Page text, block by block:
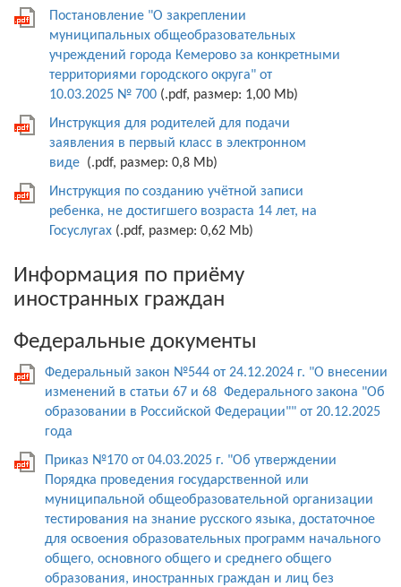
Постановление "О закреплении
муниципальных общеобразовательных
учреждений города Кемерово за конкретными
территориями городского округа" от
10.03.2025 № 700 (.pdf, размер: 1,00 Mb)
Инструкция для родителей для подачи
заявления в первый класс в электронном
виде (.pdf, размер: 0,8 Mb)
Инструкция по созданию учётной записи
ребенка, не достигшего возраста 14 лет, на
Госуслугах (.pdf, размер: 0,62 Mb)
Информация по приёму
иностранных граждан
Федеральные документы
Федеральный закон №544 от 24.12.2024 г. "О внесении
изменений в статьи 67 и 68 Федерального закона "Об
образовании в Российской Федерации"" от 20.12.2025
года
Приказ №170 от 04.03.2025 г. "Об утверждении
Порядка проведения государственной или
муниципальной общеобразовательной организации
тестирования на знание русского языка, достаточное
для освоения образовательных программ начального
общего, основного общего и среднего общего
образования, иностранных граждан и лиц без
Перейти на актуальную версию
сайта?